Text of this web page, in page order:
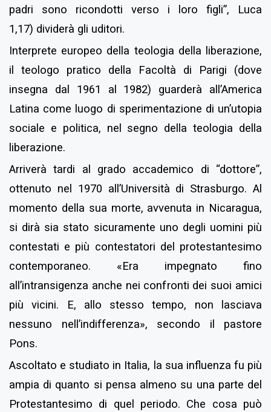
padri sono ricondotti verso i loro figli”, Luca
1,17) dividerà gli uditori.
Interprete europeo della teologia della liberazione,
il teologo pratico della Facoltà di Parigi (dove
insegna dal 1961 al 1982) guarderà all’America
Latina come luogo di sperimentazione di un’utopia
sociale e politica, nel segno della teologia della
liberazione.
Arriverà tardi al grado accademico di “dottore”,
ottenuto nel 1970 all’Università di Strasburgo. Al
momento della sua morte, avvenuta in Nicaragua,
si dirà sia stato sicuramente uno degli uomini più
contestati e più contestatori del protestantesimo
contemporaneo. «Era impegnato fino
all’intransigenza anche nei confronti dei suoi amici
più vicini. E, allo stesso tempo, non lasciava
nessuno nell’indifferenza», secondo il pastore
Pons.
Ascoltato e studiato in Italia, la sua influenza fu più
ampia di quanto si pensa almeno su una parte del
Protestantesimo di quel periodo. Che cosa può